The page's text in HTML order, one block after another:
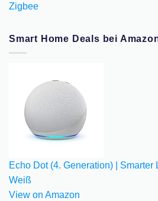
Zigbee
Smart Home Deals bei
Echo Dot (4. Generation) | Smarter
Weiß
View on Amazon